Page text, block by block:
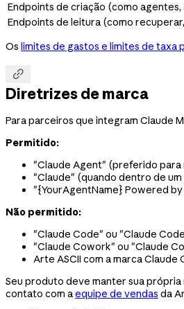
Endpoints de criação (como
Endpoints de leitura (como
Os limites de gastos e limites de taxa

Diretrizes de marca
Para parceiros que integram Claude
Permitido:
"Claude Agent" (preferido para
"Claude" (quando dentro de
"{YourAgentName} Powered
Não permitido:
"Claude Code" ou "Claude
"Claude Cowork" ou "Claude
Arte ASCII com a marca
Seu produto deve manter sua
contato com aequipe de vendas da